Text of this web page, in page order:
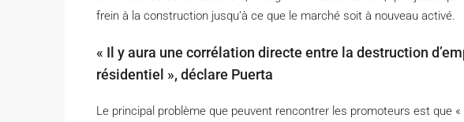
frein à la construction jusqu’à ce que le marché soit à nouveau activé.
« Il y aura une corrélation directe entre la destruction
résidentiel », déclare Puerta
Le principal problème que peuvent rencontrer les promoteurs est que